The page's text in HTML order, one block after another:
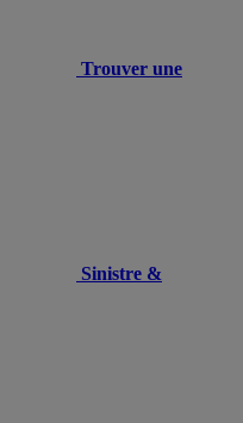
Trouver une
Sinistre &